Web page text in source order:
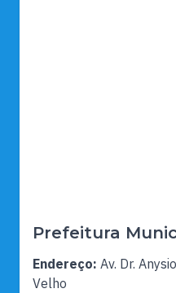
Prefeitura
Endereço: Av. Dr.
Velho